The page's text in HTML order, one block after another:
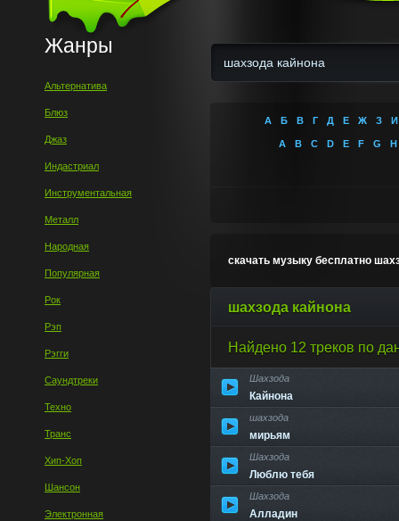
Жанры
Альтернатива
Блюз
Джаз
Индастриал
Инструментальная
Металл
Народная
Популярная
Рок
Рэп
Рэгги
Саундтреки
Техно
Транс
Хип-Хоп
Шансон
Электронная
А Б В Г Д Е Ж З И
A B C D E F G H
скачать музыку бесплатно
шахзода кайнона
Найдено 12 треков по
Шахзода
Кайнона
шахзода
мирьям
Шахзода
Люблю тебя
Шахзода
Алладин